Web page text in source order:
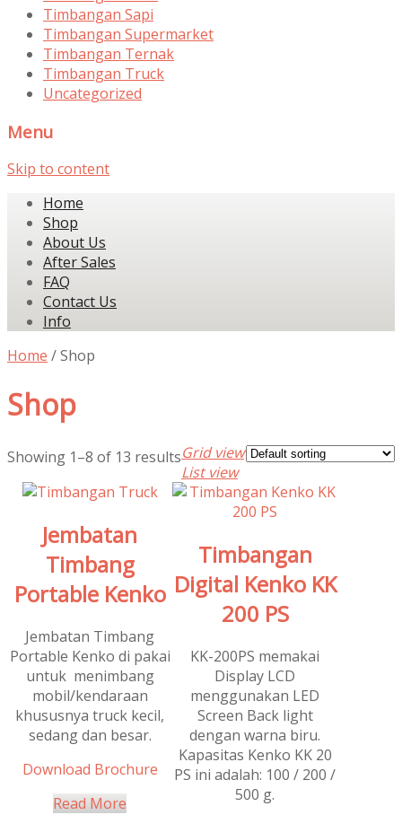
Timbangan Sapi
Timbangan Supermarket
Timbangan Ternak
Timbangan Truck
Uncategorized
Menu
Skip to content
Home
Shop
About Us
After Sales
FAQ
Contact Us
Info
Home / Shop
Shop
Showing 1–8 of 13 resultsGrid view
List view
Jembatan
Timbang
Portable Kenko
Jembatan Timbang
Portable Kenko di pakai
untuk menimbang
mobil/kendaraan
khususnya truck kecil,
sedang dan besar.
Download Brochure
Read More
Timbangan
Digital Kenko KK
200 PS
KK-200PS memakai
Display LCD
menggunakan LED
Screen Back light
dengan warna biru.
Kapasitas Kenko KK 20
PS ini adalah: 100 / 200 /
500 g.